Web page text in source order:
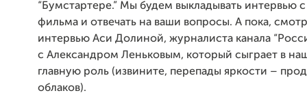
“Бумстартере.” Мы будем выкладывать интервью
фильма и отвечать на ваши вопросы. А пока,
интервью Аси Долиной, журналиста канала
с Александром Леньковым, который сыграет в
главную роль (извините, перепады яркости –
облаков).